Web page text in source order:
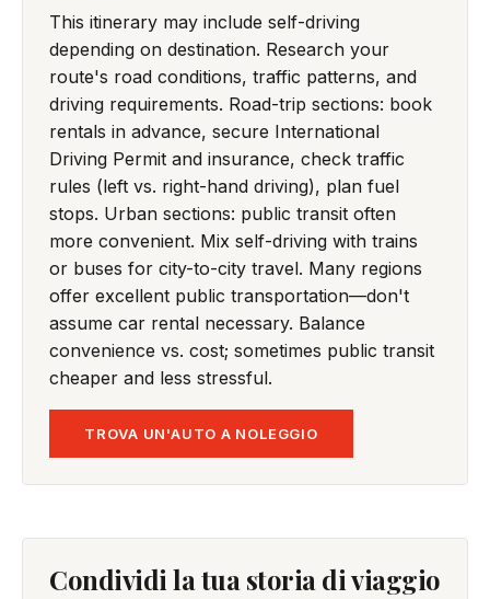
This itinerary may include self-driving
depending on destination. Research your
route's road conditions, traffic patterns, and
driving requirements. Road-trip sections: book
rentals in advance, secure International
Driving Permit and insurance, check traffic
rules (left vs. right-hand driving), plan fuel
stops. Urban sections: public transit often
more convenient. Mix self-driving with trains
or buses for city-to-city travel. Many regions
offer excellent public transportation—don't
assume car rental necessary. Balance
convenience vs. cost; sometimes public transit
cheaper and less stressful.
TROVA UN'AUTO A NOLEGGIO
Condividi la tua storia di viaggio